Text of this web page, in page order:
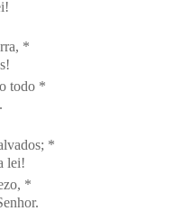
*
todo *
*
lei!
*